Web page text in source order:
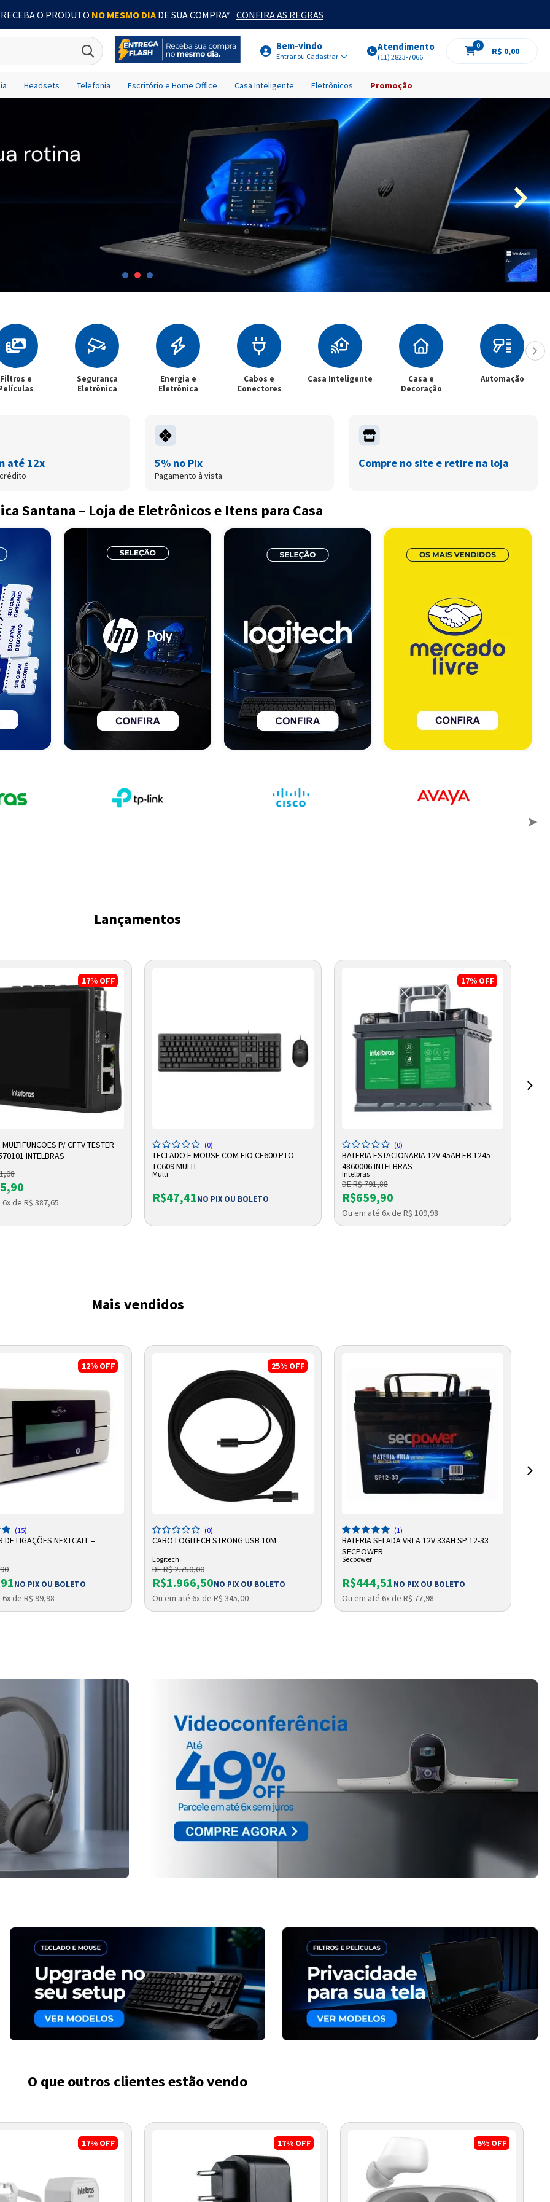
RECEBA O PRODUTO NO MESMO DIADE SUA COMPRA* CONFIRA AS REGRAS
Bem-vindo
Entrar ou Cadastrar
Atendimento
(11) 2823-7066
0
R$ 0,00
Headsets Telefonia Escritório e Home Office Casa Inteligente Eletrônicos Promoção
Cartão de crédito
Segurança
Eletrônica
Energia e
Eletrônica
Cabos e
Conectores
Casa Inteligente
Casa e
Automação
até 12x 5% no Pix
Pagamento à vista
Compre no site e retire na loja
Santana – Loja de Eletrônicos e Itens para Casa
Lançamentos
A SACOLA
17% OFF
P/ CFTV TESTER
INTELBRAS
de R$ 387,65
ADICIONAR A SACOLA
(0)
TECLADO E MOUSE COM FIO CF600 PTO
TC609 MULTI
Multi
R$47,41NO PIX OU BOLETO
ADICIONAR A SACOLA
17% OFF
(0)
BATERIA ESTACIONARIA 12V 45AH EB 1245
4860006 INTELBRAS
Intelbras
DE R$ 791,88
R$659,90
Ou em até 6x de R$ 109,98
Mais vendidos
A SACOLA
12% OFF
(15)
DE LIGAÇÕES NEXTCALL –
NO PIX OU BOLETO
de R$ 99,98
ADICIONAR A SACOLA
25% OFF
(0)
CABO LOGITECH STRONG USB 10M
Logitech
DE R$ 2.750,00
R$1.966,50NO PIX OU BOLETO
Ou em até 6x de R$ 345,00
ADICIONAR A SACOLA
(1)
BATERIA SELADA VRLA 12V 33AH SP 12-33
SECPOWER
Secpower
R$444,51NO PIX OU BOLETO
Ou em até 6x de R$ 77,98
O que outros clientes estão vendo
17% OFF 17% OFF 5% OFF